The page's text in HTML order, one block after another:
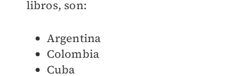
libros, son:
Argentina
Colombia
Cuba